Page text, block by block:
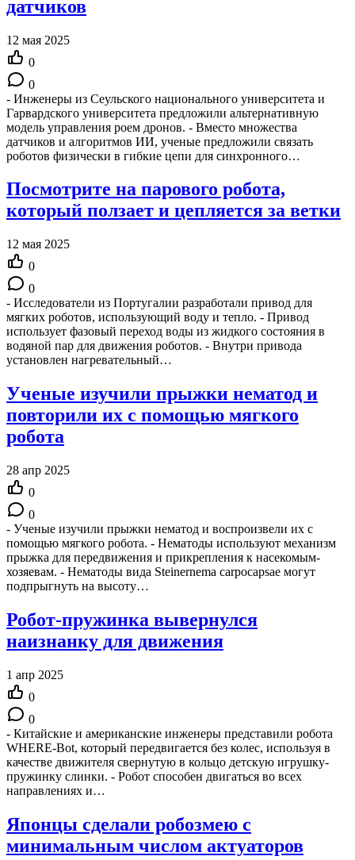
датчиков
12 мая 2025
0
0
- Инженеры из Сеульского национального университета и
Гарвардского университета предложили альтернативную
модель управления роем дронов. - Вместо множества
датчиков и алгоритмов ИИ, ученые предложили связать
роботов физически в гибкие цепи для синхронного…
Посмотрите на парового робота,
который ползает и цепляется за ветки
12 мая 2025
0
0
- Исследователи из Португалии разработали привод для
мягких роботов, использующий воду и тепло. - Привод
использует фазовый переход воды из жидкого состояния в
водяной пар для движения роботов. - Внутри привода
установлен нагревательный…
Ученые изучили прыжки нематод и
повторили их с помощью мягкого
робота
28 апр 2025
0
0
- Ученые изучили прыжки нематод и воспроизвели их с
помощью мягкого робота. - Нематоды используют механизм
прыжка для передвижения и прикрепления к насекомым-
хозяевам. - Нематоды вида Steinernema carpocapsae могут
подпрыгнуть на высоту…
Робот-пружинка вывернулся
наизнанку для движения
1 апр 2025
0
0
- Китайские и американские инженеры представили робота
WHERE-Bot, который передвигается без колес, используя в
качестве движителя свернутую в кольцо детскую игрушку-
пружинку слинки. - Робот способен двигаться во всех
направлениях и…
Японцы сделали робозмею с
минимальным числом актуаторов